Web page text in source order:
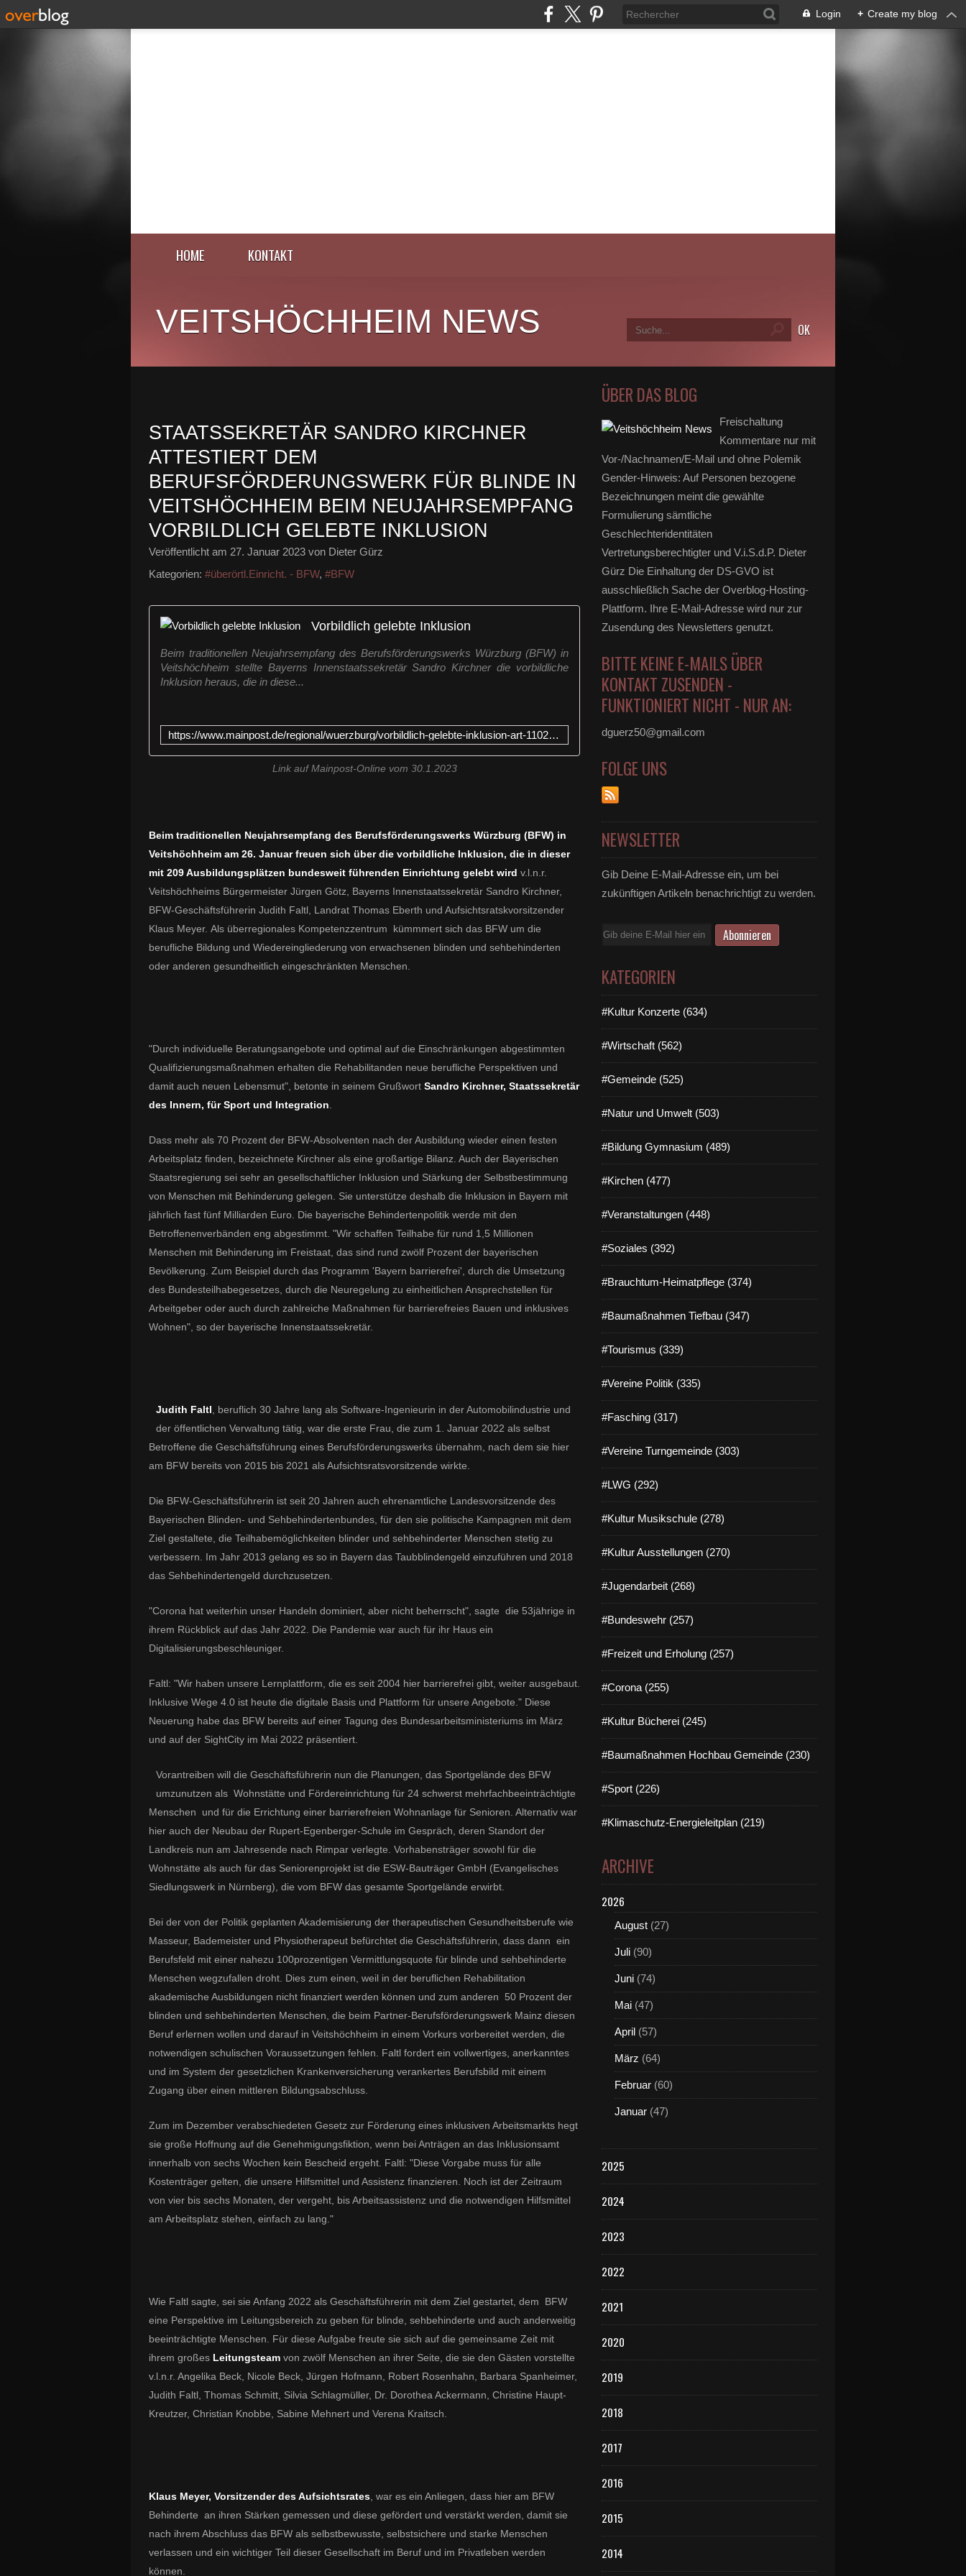
Login + Create my blog
HOME KONTAKT
VEITSHÖCHHEIM NEWS
STAATSSEKRETÄR SANDRO KIRCHNER
ATTESTIERT DEM
BERUFSFÖRDERUNGSWERK FÜR BLINDE IN
VEITSHÖCHHEIM BEIM NEUJAHRSEMPFANG
VORBILDLICH GELEBTE INKLUSION
Veröffentlicht am 27. Januar 2023 von Dieter Gürz
Kategorien: #überörtl.Einricht. - BFW, #BFW
Vorbildlich gelebte Inklusion
Beim traditionellen Neujahrsempfang des Berufsförderungswerks Würzburg (BFW) in
Veitshöchheim stellte Bayerns Innenstaatssekretär Sandro Kirchner die vorbildliche
Inklusion heraus, die in diese...
https://www.mainpost.de/regional/wuerzburg/vorbildlich-gelebte-inklusion-art-11027702
Link auf Mainpost-Online vom 30.1.2023
Beim traditionellen Neujahrsempfang des Berufsförderungswerks Würzburg (BFW) in
Veitshöchheim am 26. Januar freuen sich über die vorbildliche Inklusion, die in dieser
mit 209 Ausbildungsplätzen bundesweit führenden Einrichtung gelebt wird v.l.n.r.
Veitshöchheims Bürgermeister Jürgen Götz, Bayerns Innenstaatssekretär Sandro Kirchner,
BFW-Geschäftsführerin Judith Faltl, Landrat Thomas Eberth und Aufsichtsratskvorsitzender
Klaus Meyer. Als überregionales Kompetenzzentrum kümmmert sich das BFW um die
berufliche Bildung und Wiedereingliederung von erwachsenen blinden und sehbehinderten
oder anderen gesundheitlich eingeschränkten Menschen.
"Durch individuelle Beratungsangebote und optimal auf die Einschränkungen abgestimmten
Qualifizierungsmaßnahmen erhalten die Rehabilitanden neue berufliche Perspektiven und
damit auch neuen Lebensmut", betonte in seinem Grußwort Sandro Kirchner, Staatssekretär
des Innern, für Sport und Integration
Dass mehr als 70 Prozent der BFW-Absolventen nach der Ausbildung wieder einen festen
Arbeitsplatz finden, bezeichnete Kirchner als eine großartige Bilanz. Auch der Bayerischen
Staatsregierung sei sehr an gesellschaftlicher Inklusion und Stärkung der Selbstbestimmung
von Menschen mit Behinderung gelegen. Sie unterstütze deshalb die Inklusion in Bayern mit
jährlich fast fünf Milliarden Euro. Die bayerische Behindertenpolitik werde mit den
Betroffenenverbänden eng abgestimmt. "Wir schaffen Teilhabe für rund 1,5 Millionen
Menschen mit Behinderung im Freistaat, das sind rund zwölf Prozent der bayerischen
Bevölkerung. Zum Beispiel durch das Programm 'Bayern barrierefrei', durch die Umsetzung
des Bundesteilhabegesetzes, durch die Neuregelung zu einheitlichen Ansprechstellen für
Arbeitgeber oder auch durch zahlreiche Maßnahmen für barrierefreies Bauen und inklusives
Wohnen", so der bayerische Innenstaatssekretär.
Judith Faltl , beruflich 30 Jahre lang als Software-Ingenieurin in der Automobilindustrie und
der öffentlichen Verwaltung tätig, war die erste Frau, die zum 1. Januar 2022 als selbst
Betroffene die Geschäftsführung eines Berufsförderungswerks übernahm, nach dem sie hier
am BFW bereits von 2015 bis 2021 als Aufsichtsratsvorsitzende wirkte.
Die BFW-Geschäftsführerin ist seit 20 Jahren auch ehrenamtliche Landesvorsitzende des
Bayerischen Blinden- und Sehbehindertenbundes, für den sie politische Kampagnen mit dem
Ziel gestaltete, die Teilhabemöglichkeiten blinder und sehbehinderter Menschen stetig zu
verbessern. Im Jahr 2013 gelang es so in Bayern das Taubblindengeld einzuführen und 2018
das Sehbehindertengeld durchzusetzen.
"Corona hat weiterhin unser Handeln dominiert, aber nicht beherrscht", sagte die 53jährige in
ihrem Rückblick auf das Jahr 2022. Die Pandemie war auch für ihr Haus ein
Digitalisierungsbeschleuniger.
Faltl: "Wir haben unsere Lernplattform, die es seit 2004 hier barrierefrei gibt, weiter ausgebaut.
Inklusive Wege 4.0 ist heute die digitale Basis und Plattform für unsere Angebote." Diese
Neuerung habe das BFW bereits auf einer Tagung des Bundesarbeitsministeriums im März
und auf der SightCity im Mai 2022 präsentiert.
Vorantreiben will die Geschäftsführerin nun die Planungen, das Sportgelände des BFW
umzunutzen als Wohnstätte und Fördereinrichtung für 24 schwerst mehrfachbeeinträchtigte
Menschen und für die Errichtung einer barrierefreien Wohnanlage für Senioren. Alternativ war
hier auch der Neubau der Rupert-Egenberger-Schule im Gespräch, deren Standort der
Landkreis nun am Jahresende nach Rimpar verlegte. Vorhabensträger sowohl für die
Wohnstätte als auch für das Seniorenprojekt ist die ESW-Bauträger GmbH (Evangelisches
Siedlungswerk in Nürnberg), die vom BFW das gesamte Sportgelände erwirbt.
Bei der von der Politik geplanten Akademisierung der therapeutischen Gesundheitsberufe wie
Masseur, Bademeister und Physiotherapeut befürchtet die Geschäftsführerin, dass dann ein
Berufsfeld mit einer nahezu 100prozentigen Vermittlungsquote für blinde und sehbehinderte
Menschen wegzufallen droht. Dies zum einen, weil in der beruflichen Rehabilitation
akademische Ausbildungen nicht finanziert werden können und zum anderen 50 Prozent der
blinden und sehbehinderten Menschen, die beim Partner-Berufsförderungswerk Mainz diesen
Beruf erlernen wollen und darauf in Veitshöchheim in einem Vorkurs vorbereitet werden, die
notwendigen schulischen Voraussetzungen fehlen. Faltl fordert ein vollwertiges, anerkanntes
und im System der gesetzlichen Krankenversicherung verankertes Berufsbild mit einem
Zugang über einen mittleren Bildungsabschluss.
Zum im Dezember verabschiedeten Gesetz zur Förderung eines inklusiven Arbeitsmarkts hegt
sie große Hoffnung auf die Genehmigungsfiktion, wenn bei Anträgen an das Inklusionsamt
innerhalb von sechs Wochen kein Bescheid ergeht. Faltl: "Diese Vorgabe muss für alle
Kostenträger gelten, die unsere Hilfsmittel und Assistenz finanzieren. Noch ist der Zeitraum
von vier bis sechs Monaten, der vergeht, bis Arbeitsassistenz und die notwendigen Hilfsmittel
am Arbeitsplatz stehen, einfach zu lang."
Wie Faltl sagte, sei sie Anfang 2022 als Geschäftsführerin mit dem Ziel gestartet, dem BFW
eine Perspektive im Leitungsbereich zu geben für blinde, sehbehinderte und auch anderweitig
beeinträchtigte Menschen. Für diese Aufgabe freute sie sich auf die gemeinsame Zeit mit
ihrem großes Leitungsteam von zwölf Menschen an ihrer Seite, die sie den Gästen vorstellte
v.l.n.r. Angelika Beck, Nicole Beck, Jürgen Hofmann, Robert Rosenhahn, Barbara Spanheimer,
Judith Faltl, Thomas Schmitt, Silvia Schlagmüller, Dr. Dorothea Ackermann, Christine Haupt-
Kreutzer, Christian Knobbe, Sabine Mehnert und Verena Kraitsch.
Klaus Meyer, Vorsitzender des Aufsichtsrates , war es ein Anliegen, dass hier am BFW
Behinderte an ihren Stärken gemessen und diese gefördert und verstärkt werden, damit sie
nach ihrem Abschluss das BFW als selbstbewusste, selbstsichere und starke Menschen
verlassen und ein wichtiger Teil dieser Gesellschaft im Beruf und im Privatleben werden
können.
ÜBER DAS BLOG
Freischaltung
Kommentare nur mit
Vor-/Nachnamen/E-Mail und ohne Polemik
Gender-Hinweis: Auf Personen bezogene
Bezeichnungen meint die gewählte
Formulierung sämtliche
Geschlechteridentitäten
Vertretungsberechtigter und V.i.S.d.P. Dieter
Gürz Die Einhaltung der DS-GVO ist
ausschließlich Sache der Overblog-Hosting-
Plattform. Ihre E-Mail-Adresse wird nur zur
Zusendung des Newsletters genutzt.
BITTE KEINE E-MAILS ÜBER
KONTAKT ZUSENDEN -
FUNKTIONIERT NICHT - NUR AN:
dguerz50@gmail.com
FOLGE UNS
NEWSLETTER
Gib Deine E-Mail-Adresse ein, um bei
zukünftigen Artikeln benachrichtigt zu werden.
E-
KATEGORIEN
#Kultur Konzerte (634)
#Wirtschaft (562)
#Gemeinde (525)
#Natur und Umwelt (503)
#Bildung Gymnasium (489)
#Kirchen (477)
#Veranstaltungen (448)
#Soziales (392)
#Brauchtum-Heimatpflege (374)
#Baumaßnahmen Tiefbau (347)
#Tourismus (339)
#Vereine Politik (335)
#Fasching (317)
#Vereine Turngemeinde (303)
#LWG (292)
#Kultur Musikschule (278)
#Kultur Ausstellungen (270)
#Jugendarbeit (268)
#Bundeswehr (257)
#Freizeit und Erholung (257)
#Corona (255)
#Kultur Bücherei (245)
#Baumaßnahmen Hochbau Gemeinde (230)
#Sport (226)
#Klimaschutz-Energieleitplan (219)
ARCHIVE
2026
August (27)
Juli (90)
Juni (74)
Mai (47)
April (57)
März (64)
Februar (60)
Januar (47)
2025
2024
2023
2022
2021
2020
2019
2018
2017
2016
2015
2014